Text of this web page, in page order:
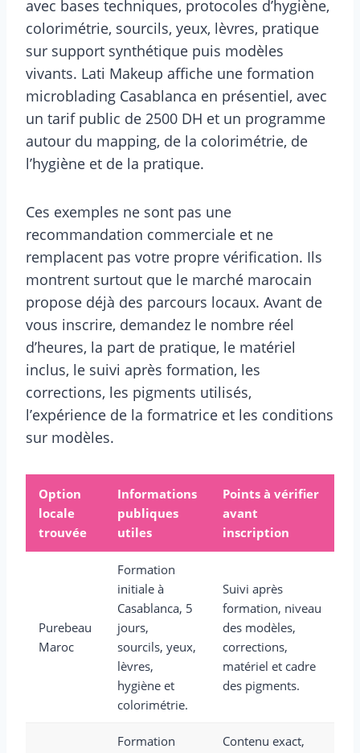
avec bases techniques, protocoles d’hygiène,
colorimétrie, sourcils, yeux, lèvres, pratique
sur support synthétique puis modèles
vivants. Lati Makeup affiche une formation
microblading Casablanca en présentiel, avec
un tarif public de 2500 DH et un programme
autour du mapping, de la colorimétrie, de
l’hygiène et de la pratique.
Ces exemples ne sont pas une
recommandation commerciale et ne
remplacent pas votre propre vérification. Ils
montrent surtout que le marché marocain
propose déjà des parcours locaux. Avant de
vous inscrire, demandez le nombre réel
d’heures, la part de pratique, le matériel
inclus, le suivi après formation, les
corrections, les pigments utilisés,
l’expérience de la formatrice et les conditions
sur modèles.
Option
locale
trouvée
Informations
publiques
utiles
Points à vérifier
avant
inscription
Purebeau
Maroc
Formation
initiale à
Casablanca, 5
jours,
sourcils, yeux,
lèvres,
hygiène et
colorimétrie.
Suivi après
formation, niveau
des modèles,
corrections,
matériel et cadre
des pigments.
Formation
Contenu exact,